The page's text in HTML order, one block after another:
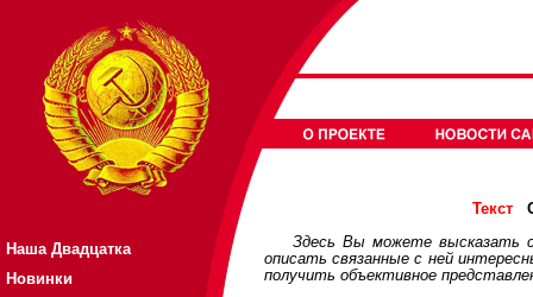
Наша Двадцатка
Новинки
Текст
Здесь Вы можете высказать
описать связанные с ней
получить объективное